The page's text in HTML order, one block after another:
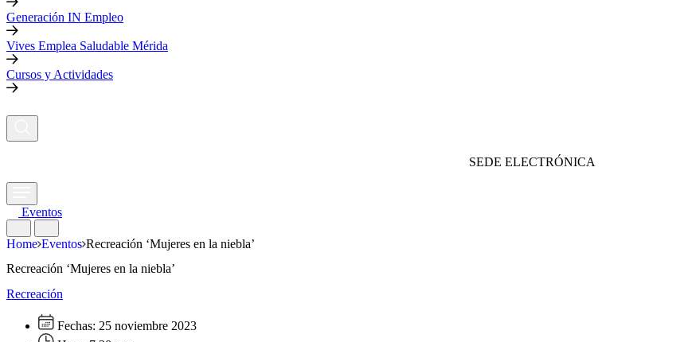
Generación IN Empleo
Vives Emplea Saludable Mérida
Cursos y Actividades
SEDE ELECTRÓNICA
Eventos
Home Eventos Recreación ‘Mujeres en la niebla’
Recreación ‘Mujeres en la niebla’
Recreación
Fechas: 25 noviembre 2023